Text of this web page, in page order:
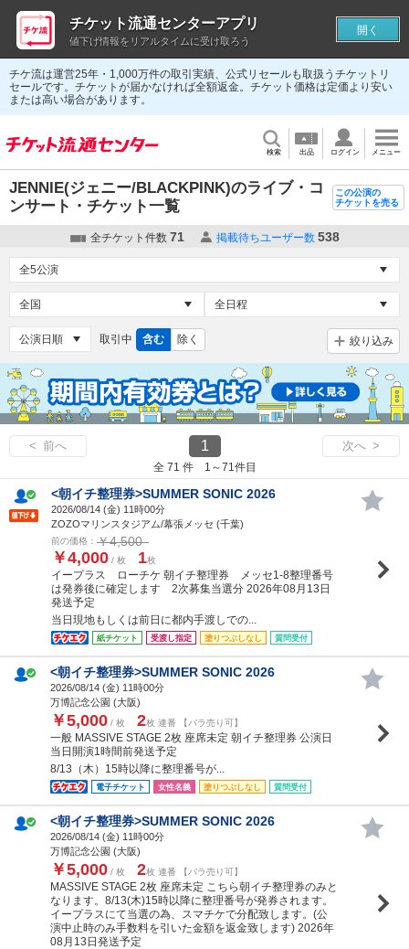
チケ流は運営25年・1,000万件の取引実績、公式リセールも取扱うチケットリ
セールです。チケットが届かなければ全額返金。チケット価格は定価より安い
または高い場合があります。
検索 出品 ログイン メニュー
JENNIE(ジェニー/BLACKPINK)のライブ・コ
ンサート・チケット一覧
この公演の
チケットを売る
全チケット件数 71 掲載待ちユーザー数 538
取引中 含む 除く 絞り込み
< 前へ 1 次へ >
全 71 件 1～71件目
<朝イチ整理券>SUMMER SONIC 2026
2026/08/14 (金) 11時00分
ZOZOマリンスタジアム/幕張メッセ (千葉)
前の価格： ￥4,500
￥4,000 / 枚 1枚
イープラス ローチケ 朝イチ整理券 メッセ1-8整理番号
は発券後に確定します 2次募集当選分 2026年08月13日
発送予定
当日現地もしくは前日に都内手渡しでの...
紙チケット 受渡し指定 塗りつぶしなし 質問受付
<朝イチ整理券>SUMMER SONIC 2026
2026/08/14 (金) 11時00分
万博記念公園 (大阪)
￥5,000 / 枚 2枚 連番 【バラ売り可】
一般 MASSIVE STAGE 2枚 座席未定 朝イチ整理券 公演日
当日開演1時間前発送予定
8/13（木）15時以降に整理番号が...
電子チケット 女性名義 塗りつぶしなし 質問受付
<朝イチ整理券>SUMMER SONIC 2026
2026/08/14 (金) 11時00分
万博記念公園 (大阪)
￥5,000 / 枚 2枚 連番 【バラ売り可】
MASSIVE STAGE 2枚 座席未定 こちら朝イチ整理券のみと
なります。8/13(木)15時以降に整理番号が発券されます。
イープラスにて当選の為、スマチケで分配致します。(公
演中止時のみ手数料を引いた金額を返金致します) 2026年
08月13日発送予定
チケット流通センターアプリ
値下げ情報をリアルタイムに受け取ろう
開く